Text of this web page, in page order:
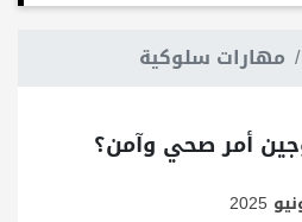
مهارات سلوكية
أمر صحي وآمن؟